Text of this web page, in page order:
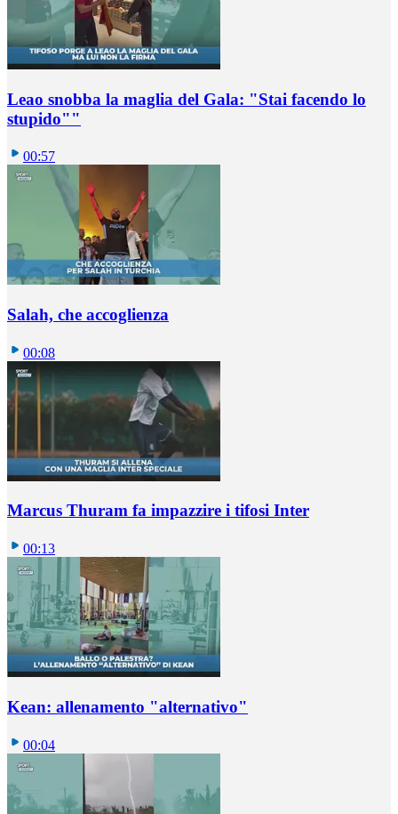
Leao snobba la maglia del Gala: "Stai facendo lo
stupido""
00:57
Salah, che accoglienza
00:08
Marcus Thuram fa impazzire i tifosi Inter
00:13
Kean: allenamento "alternativo"
00:04